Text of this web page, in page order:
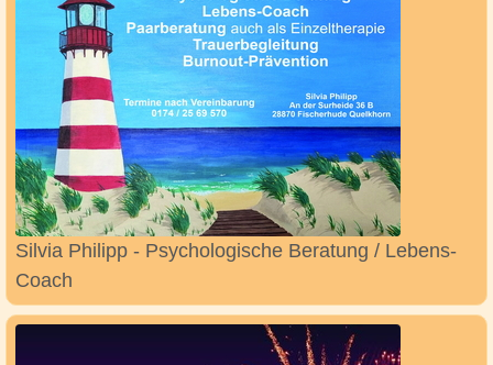
Silvia Philipp - Psychologische Beratung / Lebens-
Coach